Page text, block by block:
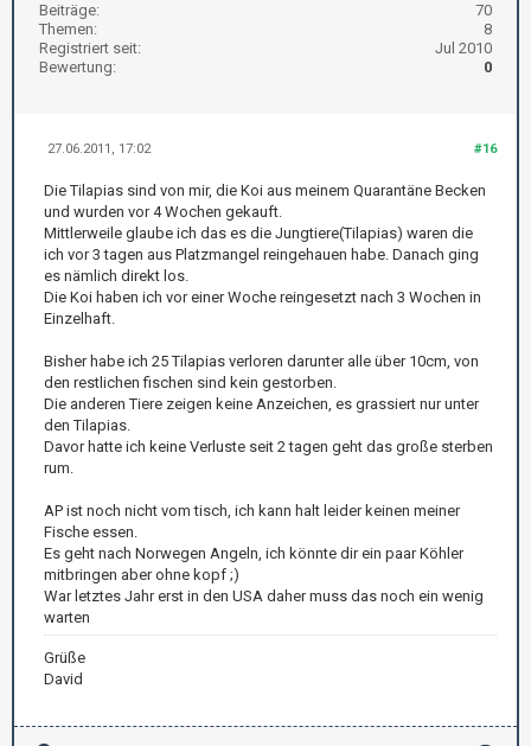
Beiträge:
70
Themen:
8
Registriert seit:
Jul 2010
Bewertung:
0
#16
27.06.2011, 17:02
Die Tilapias sind von mir, die Koi aus meinem Quarantäne Becken
und wurden vor 4 Wochen gekauft.
Mittlerweile glaube ich das es die Jungtiere(Tilapias) waren die
ich vor 3 tagen aus Platzmangel reingehauen habe. Danach ging
es nämlich direkt los.
Die Koi haben ich vor einer Woche reingesetzt nach 3 Wochen in
Einzelhaft.
Bisher habe ich 25 Tilapias verloren darunter alle über 10cm, von
den restlichen fischen sind kein gestorben.
Die anderen Tiere zeigen keine Anzeichen, es grassiert nur unter
den Tilapias.
Davor hatte ich keine Verluste seit 2 tagen geht das große sterben
rum.
AP ist noch nicht vom tisch, ich kann halt leider keinen meiner
Fische essen.
Es geht nach Norwegen Angeln, ich könnte dir ein paar Köhler
mitbringen aber ohne kopf ;)
War letztes Jahr erst in den USA daher muss das noch ein wenig
warten
Grüße
David